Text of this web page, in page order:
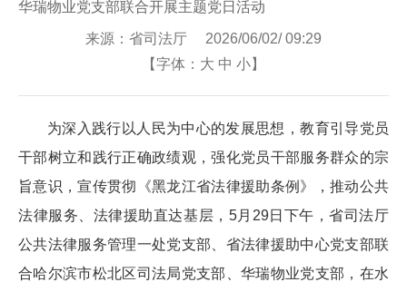
华瑞物业党支部联合开展主题党日活动
来源：省司法厅 2026/06/02/ 09:29
【字体： 大 中 小】
为深入践行以人民为中心的发展思想，教育引导党员
干部树立和践行正确政绩观，强化党员干部服务群众的宗
旨意识，宣传贯彻《黑龙江省法律援助条例》，推动公共
法律服务、法律援助直达基层，5月29日下午，省司法厅
公共法律服务管理一处党支部、省法律援助中心党支部联
合哈尔滨市松北区司法局党支部、华瑞物业党支部，在水